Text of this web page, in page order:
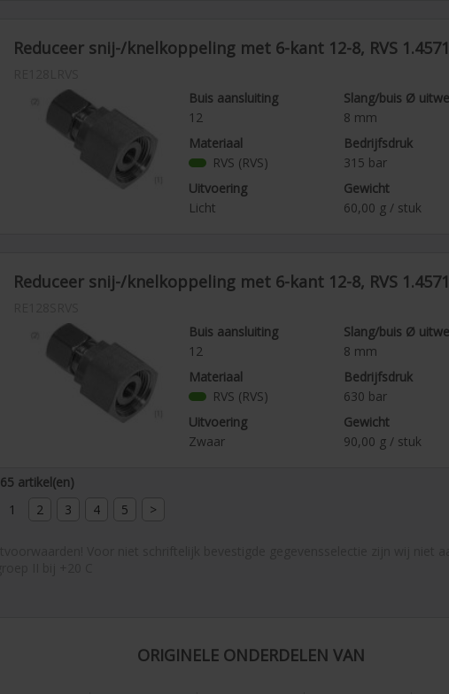
Reduceer snij-/knelkoppeling met 6-kant 12-8, RVS 1.4571
Buis aansluiting
12
Slang/buis Ø
8 mm
Materiaal
RVS (RVS)
Bedrijfsdruk
315 bar
Uitvoering
Licht
Gewicht
60,00 g / stuk
Reduceer snij-/knelkoppeling met 6-kant 12-8, RVS 1.4571
Buis aansluiting
12
Slang/buis Ø
8 mm
Materiaal
RVS (RVS)
Bedrijfsdruk
630 bar
Uitvoering
Zwaar
Gewicht
90,00 g / stuk
65 artikel(en)
1
2 3 4 5 >
ORIGINELE ONDERDELEN VAN